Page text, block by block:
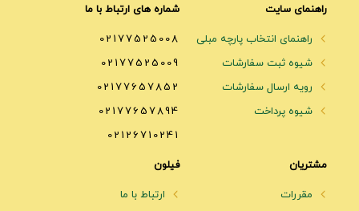
راهنمای سایت
راهنمای انتخاب پارچه مبلی
شیوه ثبت سفارشات
رویه ارسال سفارشات
شیوه پرداخت
شماره های ارتباط با ما
02177525008
02177525009
02177657852
02177657894
02126710241
مشتریان
مقررات
فیلون
ارتباط با ما